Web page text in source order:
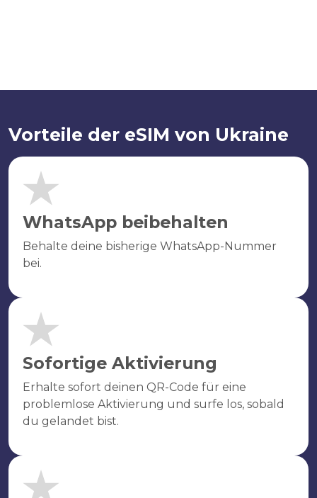
Vorteile der eSIM von Ukraine
WhatsApp beibehalten
Behalte deine bisherige WhatsApp-Nummer
bei.
Sofortige Aktivierung
Erhalte sofort deinen QR-Code für eine
problemlose Aktivierung und surfe los, sobald
du gelandet bist.